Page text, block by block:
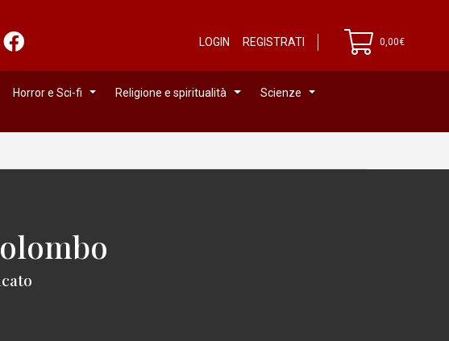
LOGIN REGISTRATI 0,00€
Horror e Sci-fi Religione e spiritualità
Scienze